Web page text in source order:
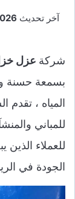
آخر تحديث 06-15
شركة عزل
بسمعة حسنة
المياه ،
للمباني
للعملاء
الجودة في